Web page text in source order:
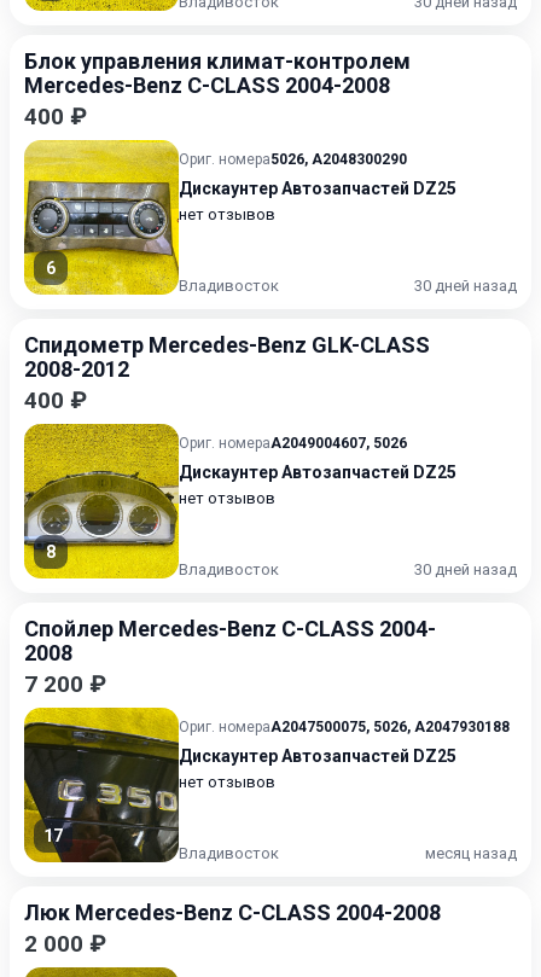
Блок управления климат-контролем
Mercedes-Benz C-CLASS 2004-2008
400 ₽
6
Ориг. номера5026, A2048300290
Дискаунтер Автозапчастей DZ25
нет отзывов
Владивосток 30 дней назад
Спидометр Mercedes-Benz GLK-CLASS
2008-2012
400 ₽
8
Ориг. номераA2049004607, 5026
Дискаунтер Автозапчастей DZ25
нет отзывов
Владивосток 30 дней назад
Спойлер Mercedes-Benz C-CLASS 2004-
2008
7 200 ₽
17
Ориг. номераA2047500075, 5026, A2047930188
Дискаунтер Автозапчастей DZ25
нет отзывов
Владивосток месяц назад
Люк Mercedes-Benz C-CLASS 2004-2008
2 000 ₽